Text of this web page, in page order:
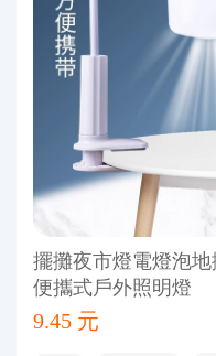
擺攤夜市燈電燈泡
便攜式戶外照明燈
9.45 元